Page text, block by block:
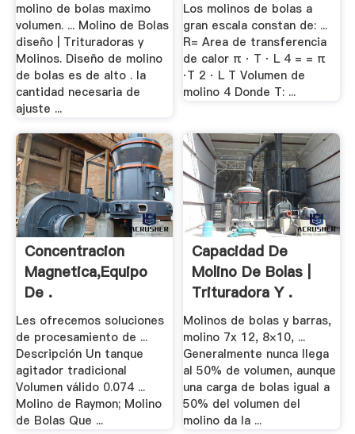
molino de bolas maximo
volumen. ... Molino de Bolas
diseño | Trituradoras y
Molinos. Diseño de molino
de bolas es de alto . la
cantidad necesaria de
ajuste ...
Los molinos de bolas a
gran escala constan de: ...
R= Area de transferencia
de calor π ⋅ T ⋅ L 4 = = π
⋅T 2 ⋅ L T Volumen de
molino 4 Donde T: ...
Concentracion
Magnetica,Equipo
De .
Les ofrecemos soluciones
de procesamiento de ...
Descripción Un tanque
agitador tradicional
Volumen válido 0.074 ...
Molino de Raymon; Molino
de Bolas Que ...
Capacidad De
Molino De Bolas |
Trituradora Y .
Molinos de bolas y barras,
molino 7x 12, 8×10, ...
Generalmente nunca llega
al 50% de volumen, aunque
una carga de bolas igual a
50% del volumen del
molino da la ...